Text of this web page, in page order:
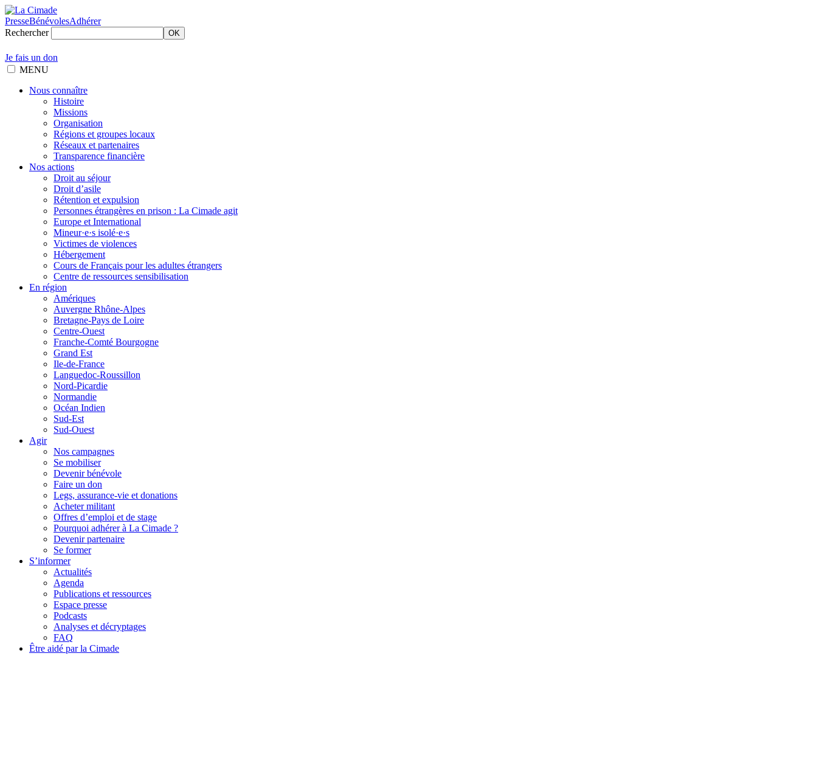
PresseBénévolesAdhérer
Rechercher
OK
Je fais un don
MENU
Nous connaître
Histoire
Missions
Organisation
Régions et groupes locaux
Réseaux et partenaires
Transparence financière
Nos actions
Droit au séjour
Droit d’asile
Rétention et expulsion
Personnes étrangères en prison : La Cimade agit
Europe et International
Mineur·e·s isolé·e·s
Victimes de violences
Hébergement
Cours de Français pour les adultes étrangers
Centre de ressources sensibilisation
En région
Amériques
Auvergne Rhône-Alpes
Bretagne-Pays de Loire
Centre-Ouest
Franche-Comté Bourgogne
Grand Est
Ile-de-France
Languedoc-Roussillon
Nord-Picardie
Normandie
Océan Indien
Sud-Est
Sud-Ouest
Agir
Nos campagnes
Se mobiliser
Devenir bénévole
Faire un don
Legs, assurance-vie et donations
Acheter militant
Offres d’emploi et de stage
Pourquoi adhérer à La Cimade ?
Devenir partenaire
Se former
S’informer
Actualités
Agenda
Publications et ressources
Espace presse
Podcasts
Analyses et décryptages
FAQ
Être aidé par la Cimade